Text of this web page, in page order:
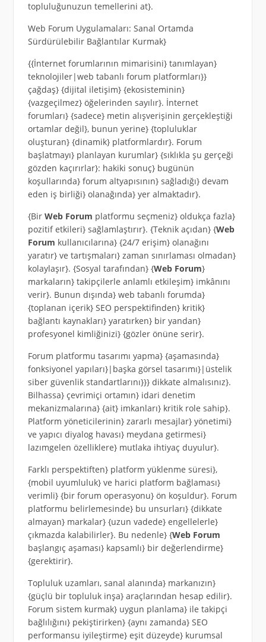
topluluğunuzun temellerini at}.
Web Forum Uygulamaları: Sanal Ortamda
Sürdürülebilir Bağlantılar Kurmak}
{{İnternet forumlarının mimarisini} tanımlayan}
teknolojiler|web tabanlı forum platformları}}
çağdaş} {dijital iletişim} {ekosisteminin}
{vazgeçilmez} öğelerinden sayılır}. İnternet
forumları} {sadece} metin alışverişinin gerçekleştiği
ortamlar değil}, bunun yerine} {topluluklar
oluşturan} {dinamik} platformlardır}. Forum
başlatmayı} planlayan kurumlar} {sıklıkla şu gerçeği
gözden kaçırırlar}: hakiki sonuç} bugünün
koşullarında} forum altyapısının} sağladığı} devam
eden iş birliği} olanağında} yer almaktadır}.
{Bir Web Forum platformu seçmeniz} oldukça fazla}
pozitif etkileri} sağlamlaştırır}. {Teknik açıdan} {Web
Forum kullanıcılarına} {24/7 erişim} olanağını
yaratır} ve tartışmaları} zaman sınırlaması olmadan}
kolaylaşır}. {Sosyal tarafından} {Web Forum}
markaların} takipçilerle anlamlı etkileşim} imkânını
verir}. Bunun dışında} web tabanlı forumda}
{toplanan içerik} SEO perspektifinden} kritik}
bağlantı kaynakları} yaratırken} bir yandan}
profesyonel kimliğinizi} {gözler önüne serir}.
Forum platformu tasarımı yapma} {aşamasında}
fonksiyonel yapıları}|başka görsel tasarımı}|üstelik
siber güvenlik standartlarını}}} dikkate almalısınız}.
Bilhassa} çevrimiçi ortamın} idari denetim
mekanizmalarına} {ait} imkanları} kritik role sahip}.
Platform yöneticilerinin} zararlı mesajlar} yönetimi}
ve yapıcı diyalog havası} meydana getirmesi}
lazımgelen özelliklere} mutlaka ihtiyaç duyulur}.
Farklı perspektiften} platform yüklenme süresi},
{mobil uyumluluk} ve harici platform bağlaması}
verimli} {bir forum operasyonu} ön koşuldur}. Forum
platformu belirlemesinde} bu unsurları} {dikkate
almayan} markalar} {uzun vadede} engellelerle}
çıkmazda kalabilirler}. Bu nedenle} {Web Forum
başlangıç aşaması} kapsamlı} bir değerlendirme}
{gerektirir}.
Topluluk uzamları, sanal alanında} markanızın}
{güçlü bir topluluk inşa} araçlarından hesap edilir}.
Forum sistem kurmak} uygun planlama} ile takipçi
bağlılığını} pekiştirirken} {aynı zamanda} SEO
performansu iyileştirme} eşit düzeyde} kurumsal